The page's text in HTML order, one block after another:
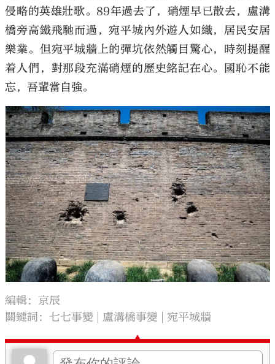
侵略的英雄壯歌。89年過去了，硝煙早已散去，盧溝
橋旁高鐵飛馳而過，宛平城內外遊人如織，居民安居
樂業。但宛平城牆上的彈坑依然觸目驚心，時刻提醒
着人們，對那段充滿硝煙的歷史銘記在心。國恥不能
忘，吾輩當自強。
編輯：京辰
關鍵詞： 七七事變 盧溝橋事變 宛平城牆